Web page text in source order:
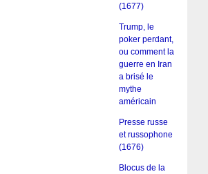
(1677)
Trump, le
poker perdant,
ou comment la
guerre en Iran
a brisé le
mythe
américain
Presse russe
et russophone
(1676)
Blocus de la